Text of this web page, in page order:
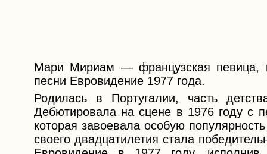
Мари Мириам — французская певица,
песни Евровидение 1977 года.
Родилась в Португалии, часть
Дебютировала на сцене в 1976 году с
которая завоевала особую
своего двадцатилетия стала